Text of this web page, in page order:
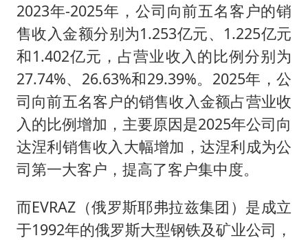
2023年-2025年，公司向前五名客户的销
售收入金额分别为1.253亿元、1.225亿元
和1.402亿元，占营业收入的比例分别为
27.74%、26.63%和29.39%。2025年，公
司向前五名客户的销售收入金额占营业收
入的比例增加，主要原因是2025年公司向
达涅利销售收入大幅增加，达涅利成为公
司第一大客户，提高了客户集中度。
而EVRAZ（俄罗斯耶弗拉兹集团）是成立
于1992年的俄罗斯大型钢铁及矿业公司，